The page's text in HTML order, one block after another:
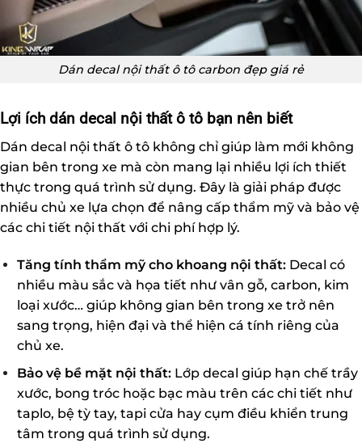
Dán decal nội thất ô tô carbon đẹp giá rẻ
Lợi ích dán decal nội thất ô tô bạn nên biết
Dán decal nội thất ô tô không chỉ giúp làm mới không
gian bên trong xe mà còn mang lại nhiều lợi ích thiết
thực trong quá trình sử dụng. Đây là giải pháp được
nhiều chủ xe lựa chọn để nâng cấp thẩm mỹ và bảo vệ
các chi tiết nội thất với chi phí hợp lý.
Tăng tính thẩm mỹ cho khoang nội thất:Decal có
nhiều màu sắc và họa tiết như vân gỗ, carbon, kim
loại xước… giúp không gian bên trong xe trở nên
sang trọng, hiện đại và thể hiện cá tính riêng của
chủ xe.
Bảo vệ bề mặt nội thất:Lớp decal giúp hạn chế trầy
xước, bong tróc hoặc bạc màu trên các chi tiết như
taplo, bệ tỳ tay, tapi cửa hay cụm điều khiển trung
tâm trong quá trình sử dụng.